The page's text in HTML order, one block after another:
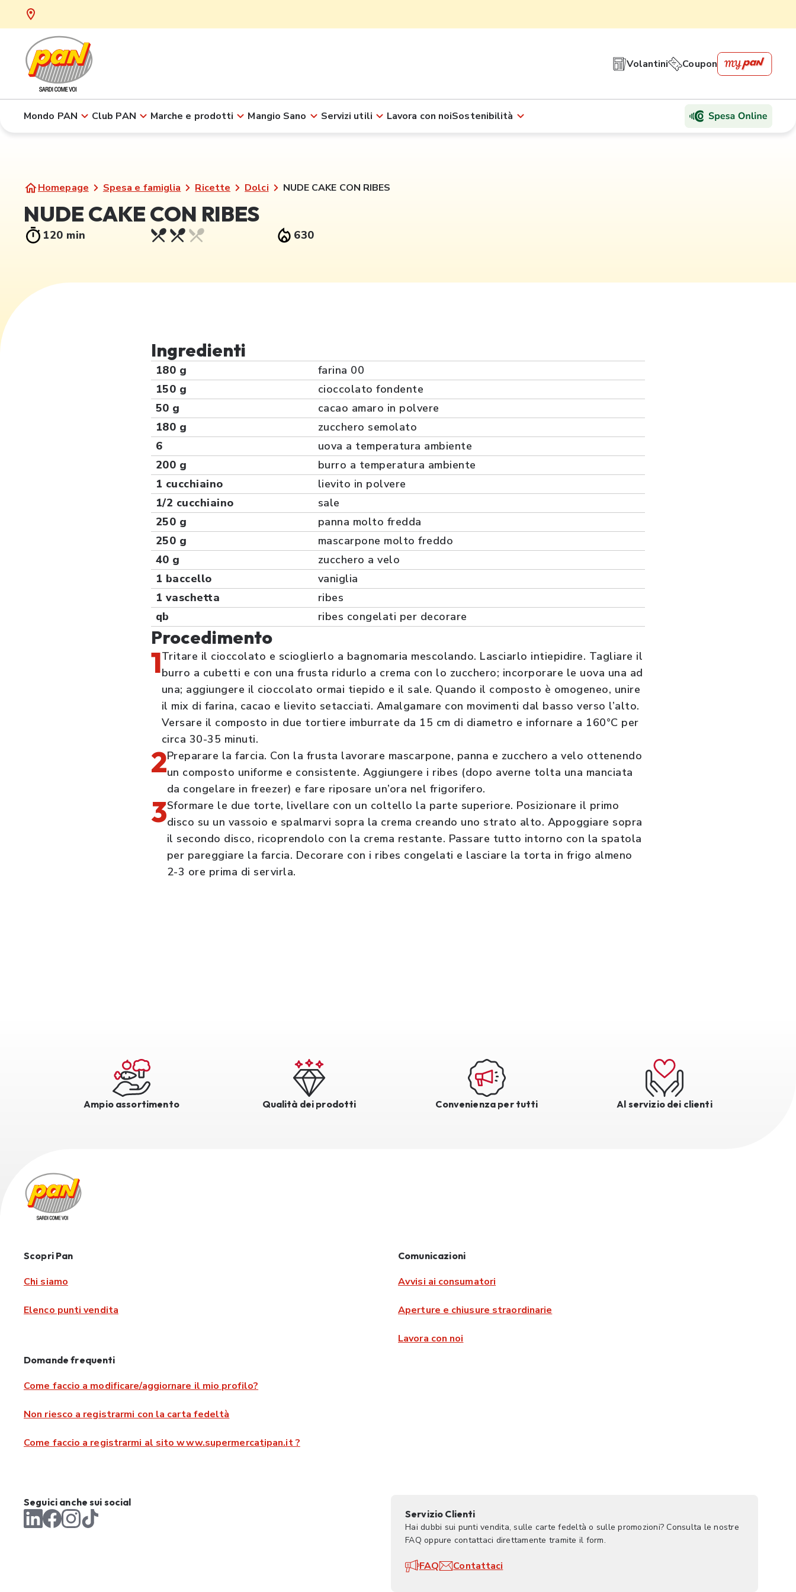
Volantini Coupon
Mondo PAN Club PAN Marche e prodotti Mangio Sano Servizi utili Lavora con noiSostenibilità
Homepage Spesa e famiglia Ricette Dolci NUDE CAKE CON RIBES
NUDE CAKE CON RIBES
120 min 630
Ingredienti
180 g
farina 00
150 g
cioccolato fondente
50 g
cacao amaro in polvere
180 g
zucchero semolato
6
uova a temperatura ambiente
200 g
burro a temperatura ambiente
1 cucchiaino
lievito in polvere
1/2 cucchiaino
sale
250 g
panna molto fredda
250 g
mascarpone molto freddo
40 g
zucchero a velo
1 baccello
vaniglia
1 vaschetta
ribes
qb
ribes congelati per decorare
Procedimento
1Tritare il cioccolato e scioglierlo a bagnomaria mescolando. Lasciarlo intiepidire. Tagliare il
burro a cubetti e con una frusta ridurlo a crema con lo zucchero; incorporare le uova una ad
una; aggiungere il cioccolato ormai tiepido e il sale. Quando il composto è omogeneo, unire
il mix di farina, cacao e lievito setacciati. Amalgamare con movimenti dal basso verso l’alto.
Versare il composto in due tortiere imburrate da 15 cm di diametro e infornare a 160°C per
circa 30-35 minuti.
2Preparare la farcia. Con la frusta lavorare mascarpone, panna e zucchero a velo ottenendo
un composto uniforme e consistente. Aggiungere i ribes (dopo averne tolta una manciata
da congelare in freezer) e fare riposare un’ora nel frigorifero.
3Sformare le due torte, livellare con un coltello la parte superiore. Posizionare il primo
disco su un vassoio e spalmarvi sopra la crema creando uno strato alto. Appoggiare sopra
il secondo disco, ricoprendolo con la crema restante. Passare tutto intorno con la spatola
per pareggiare la farcia. Decorare con i ribes congelati e lasciare la torta in frigo almeno
2-3 ore prima di servirla.
Ampio assortimento Qualità dei prodotti Convenienza per tutti Al servizio dei clienti
Scopri Pan
Chi siamo
Elenco punti vendita
Comunicazioni
Avvisi ai consumatori
Aperture e chiusure straordinarie
Lavora con noi
Domande frequenti
Come faccio a modificare/aggiornare il mio profilo?
Non riesco a registrarmi con la carta fedeltà
Come faccio a registrarmi al sito www.supermercatipan.it ?
Seguici anche sui social
Servizio Clienti
Hai dubbi sui punti vendita, sulle carte fedeltà o sulle promozioni? Consulta le nostre
FAQ oppure contattaci direttamente tramite il form.
FAQ Contattaci